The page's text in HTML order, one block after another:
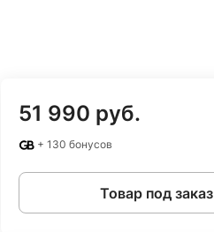
51 990 руб.
+ 130 бонусов
Товар под заказ